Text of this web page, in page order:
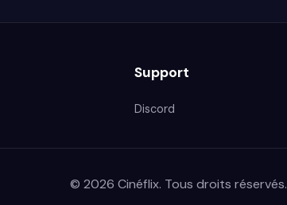
Support
Discord
© 2026 Cinéflix. Tous droits réservés.